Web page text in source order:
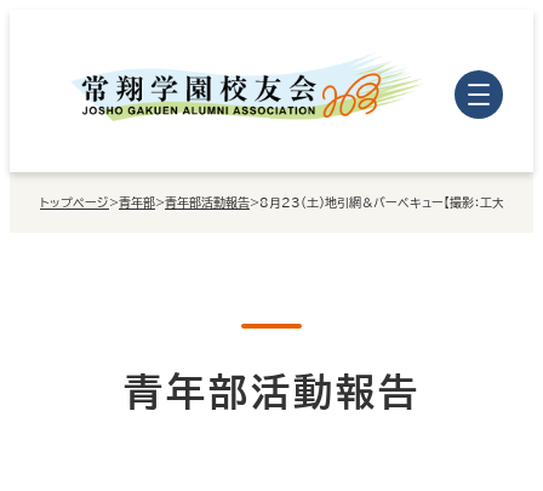
トップページ >青年部>青年部活動報告> 8月23（土）地引網＆バーベキュー【撮影：工大・写真
青年部活動報告